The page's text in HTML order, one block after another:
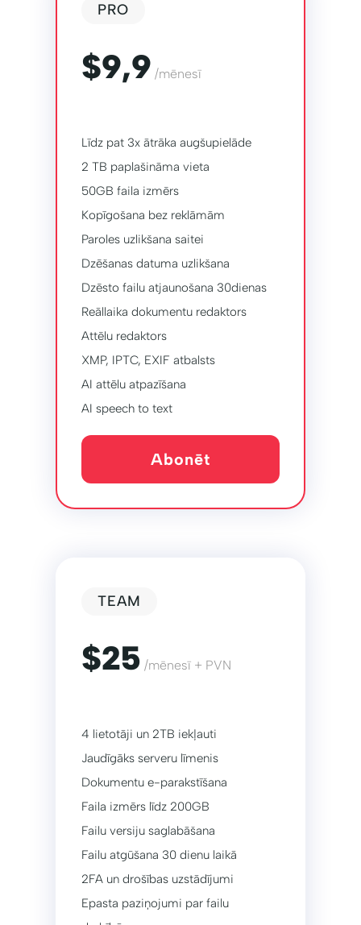
PRO
$9,9 /mēnesī
Līdz pat 3x ātrāka augšupielāde
2 TB paplašināma vieta
50GB faila izmērs
Kopīgošana bez reklāmām
Paroles uzlikšana saitei
Dzēšanas datuma uzlikšana
Dzēsto failu atjaunošana 30dienas
Reāllaika dokumentu redaktors
Attēlu redaktors
XMP, IPTC, EXIF ​​atbalsts
AI attēlu atpazīšana
AI speech to text
Abonēt
TEAM
$25 /mēnesī + PVN
4 lietotāji un 2TB iekļauti
Jaudīgāks serveru līmenis
Dokumentu e-parakstīšana
Faila izmērs līdz 200GB
Failu versiju saglabāšana
Failu atgūšana 30 dienu laikā
2FA un drošības uzstādījumi
Epasta paziņojumi par failu